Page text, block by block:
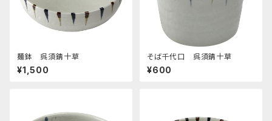
麺鉢 呉須錆十草
¥1,500
そば千代口 呉須錆十草
¥600